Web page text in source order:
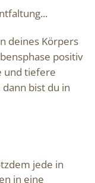
deines Körpers
positiv
und tiefere
bist du in
jede in
in eine